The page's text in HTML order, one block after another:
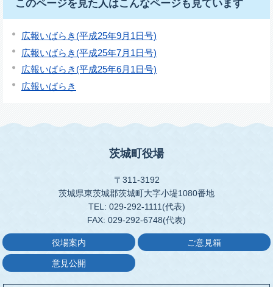
このページを見た人はこんなページも見ています
広報いばらき(平成25年9月1日号)
広報いばらき(平成25年7月1日号)
広報いばらき(平成25年6月1日号)
広報いばらき
茨城町役場
〒311-3192
茨城県東茨城郡茨城町大字小堤1080番地
TEL: 029-292-1111(代表)
FAX: 029-292-6748(代表)
役場案内 ご意見箱
意見公開